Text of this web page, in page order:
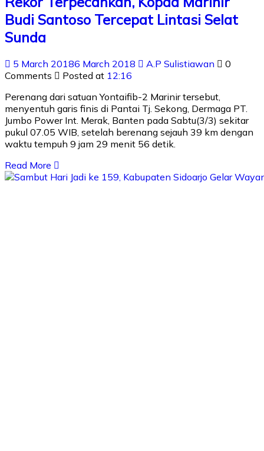
Budi Santoso Tercepat Lintasi Selat
Sunda
5 March 20186 March 2018 A.P Sulistiawan
0
Comments
Posted at 12:16
Perenang dari satuan Yontaifib-2 Marinir tersebut,
menyentuh garis finis di Pantai Tj. Sekong, Dermaga PT.
Jumbo Power Int. Merak, Banten pada Sabtu(3/3) sekitar
pukul 07.05 WIB, setelah berenang sejauh 39 km dengan
waktu tempuh 9 jam 29 menit 56 detik.
Read More